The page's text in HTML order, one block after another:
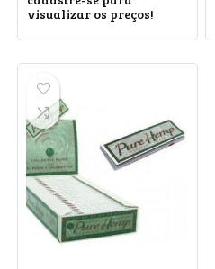
visualizar os preços!